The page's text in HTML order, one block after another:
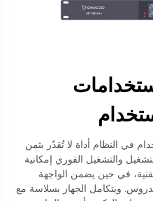
في النظام أداة لا تُقدّر بثمن
والتشغيل الفوري إمكانية
في حين يضمن الواجهة
ويتكامل الجهاز بسلاسة مع